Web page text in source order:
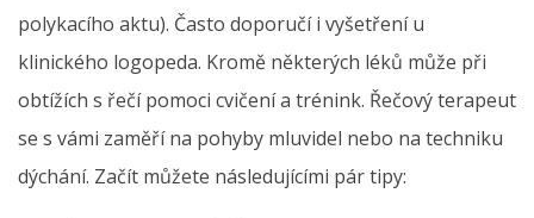
polykacího aktu). Často doporučí i vyšetření u
klinického logopeda. Kromě některých léků může při
obtížích s řečí pomoci cvičení a trénink. Řečový terapeut
se s vámi zaměří na pohyby mluvidel nebo na techniku
dýchání. Začít můžete následujícími pár tipy: